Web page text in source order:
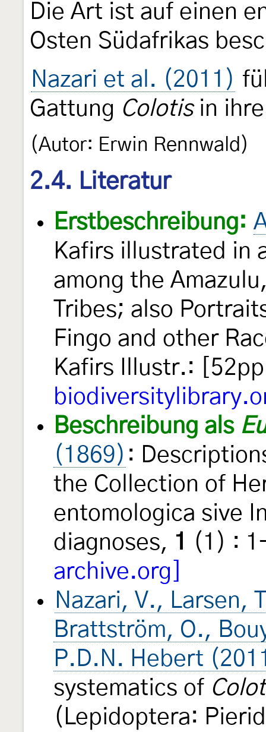
Die Art ist auf einen
Osten Südafrikas
Nazari et al. (2011)
Gattung Colotisin
(Autor: Erwin Rennwald)
2.4. Literatur
Erstbeschreibung:
Kafirs illustrated in
among the
Tribes; also
Fingo and other
Kafirs Illustr.:
Beschreibung als
(1869) :
the Collection of
entomologica sive
diagnoses, 1
(1) :
archive.org]
Nazari, V., Larsen,
Brattström, O.,
P.D.N. Hebert
systematics of
(Lepidoptera: